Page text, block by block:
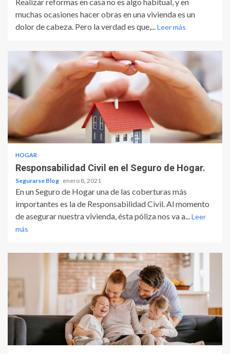
Realizar reformas en casa no es algo habitual, y en
muchas ocasiones hacer obras en una vivienda es un
dolor de cabeza. Pero la verdad es que,...Leer más
HOGAR
Responsabilidad Civil en el Seguro de Hogar.
Segurarse Blog enero 8, 2021
En un Seguro de Hogar una de las coberturas más
importantes es la de Responsabilidad Civil. Al momento
de asegurar nuestra vivienda, ésta póliza nos va a...Leer
más